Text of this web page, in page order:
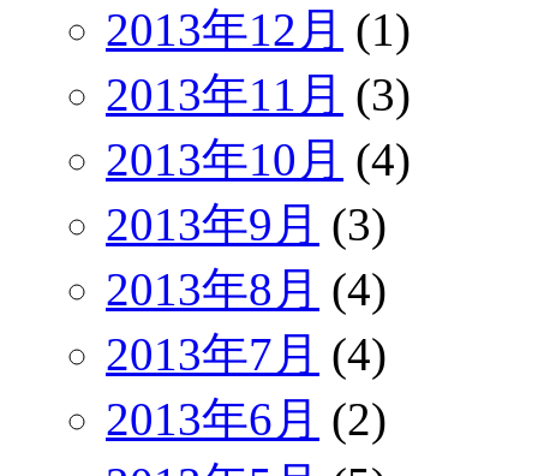
2013年12月 (1)
2013年11月 (3)
2013年10月 (4)
2013年9月 (3)
2013年8月 (4)
2013年7月 (4)
2013年6月 (2)